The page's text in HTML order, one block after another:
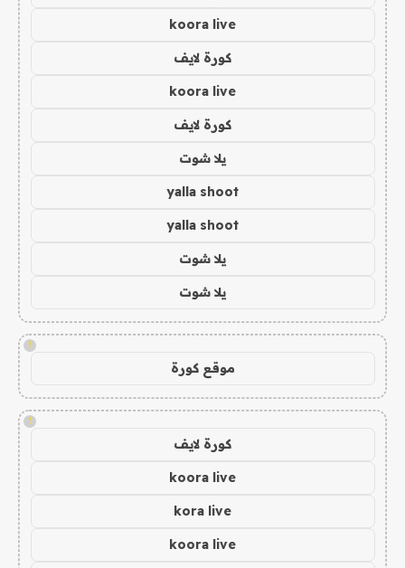
koora live
كورة لايف
koora live
كورة لايف
يلا شوت
yalla shoot
yalla shoot
يلا شوت
يلا شوت
!
موقع كورة
!
كورة لايف
koora live
kora live
koora live